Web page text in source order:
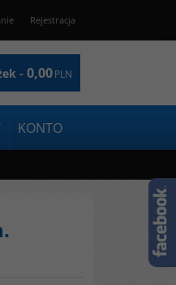
Rejestracja
- 0,00PLN
KONTO